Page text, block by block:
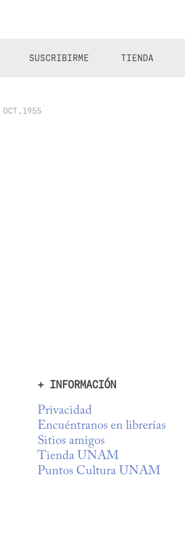
SUSCRIBIRME TIENDA
OCT.1955
+ INFORMACIÓN
Privacidad
Encuéntranos en librerías
Sitios amigos
Tienda UNAM
Puntos Cultura UNAM